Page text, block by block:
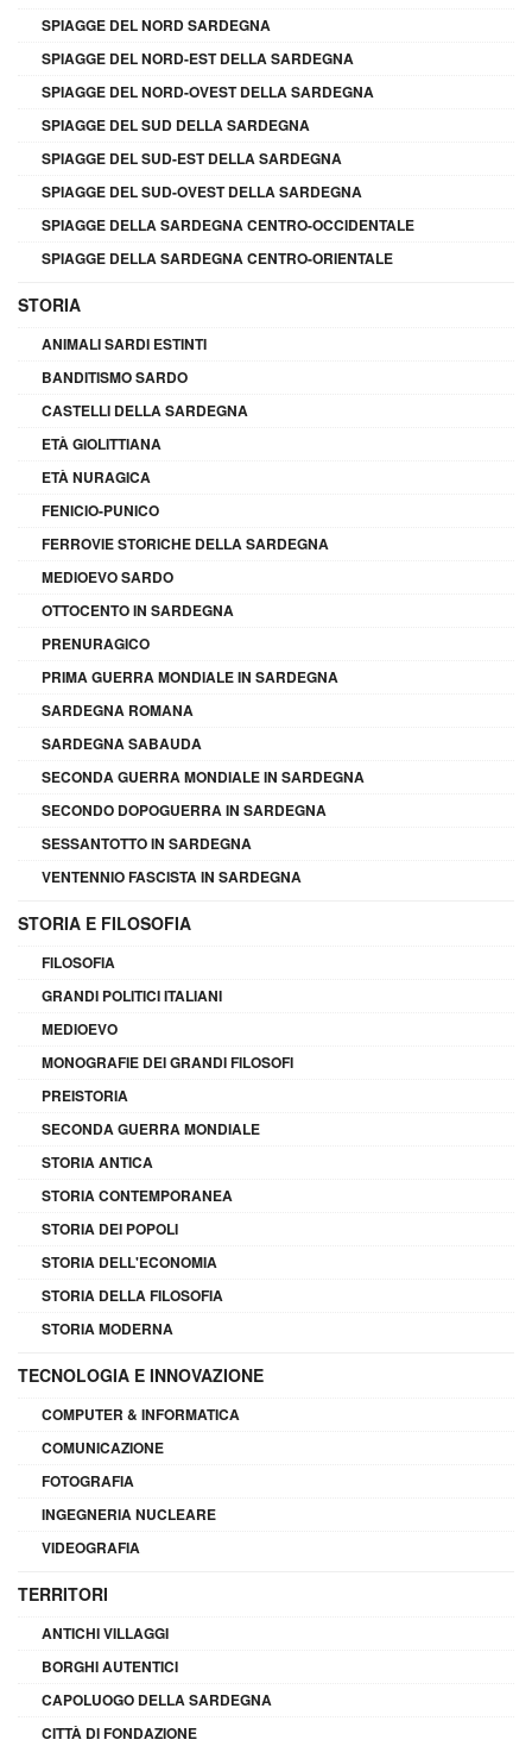
SPIAGGE DEL NORD SARDEGNA
SPIAGGE DEL NORD-EST DELLA SARDEGNA
SPIAGGE DEL NORD-OVEST DELLA SARDEGNA
SPIAGGE DEL SUD DELLA SARDEGNA
SPIAGGE DEL SUD-EST DELLA SARDEGNA
SPIAGGE DEL SUD-OVEST DELLA SARDEGNA
SPIAGGE DELLA SARDEGNA CENTRO-OCCIDENTALE
SPIAGGE DELLA SARDEGNA CENTRO-ORIENTALE
STORIA
ANIMALI SARDI ESTINTI
BANDITISMO SARDO
CASTELLI DELLA SARDEGNA
ETÀ GIOLITTIANA
ETÀ NURAGICA
FENICIO-PUNICO
FERROVIE STORICHE DELLA SARDEGNA
MEDIOEVO SARDO
OTTOCENTO IN SARDEGNA
PRENURAGICO
PRIMA GUERRA MONDIALE IN SARDEGNA
SARDEGNA ROMANA
SARDEGNA SABAUDA
SECONDA GUERRA MONDIALE IN SARDEGNA
SECONDO DOPOGUERRA IN SARDEGNA
SESSANTOTTO IN SARDEGNA
VENTENNIO FASCISTA IN SARDEGNA
STORIA E FILOSOFIA
FILOSOFIA
GRANDI POLITICI ITALIANI
MEDIOEVO
MONOGRAFIE DEI GRANDI FILOSOFI
PREISTORIA
SECONDA GUERRA MONDIALE
STORIA ANTICA
STORIA CONTEMPORANEA
STORIA DEI POPOLI
STORIA DELL'ECONOMIA
STORIA DELLA FILOSOFIA
STORIA MODERNA
TECNOLOGIA E INNOVAZIONE
COMPUTER & INFORMATICA
COMUNICAZIONE
FOTOGRAFIA
INGEGNERIA NUCLEARE
VIDEOGRAFIA
TERRITORI
ANTICHI VILLAGGI
BORGHI AUTENTICI
CAPOLUOGO DELLA SARDEGNA
CITTÀ DI FONDAZIONE